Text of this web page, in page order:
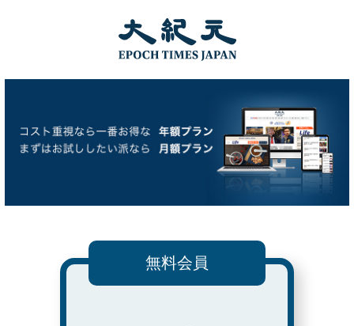
無料会員